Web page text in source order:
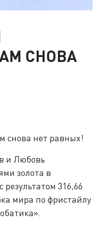
СНОВА
снова нет равных!
и Любовь
золота в
316,66
мира по фристайлу